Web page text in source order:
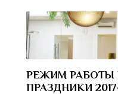
РЕЖИМ РАБОТЫ
ПРАЗДНИКИ